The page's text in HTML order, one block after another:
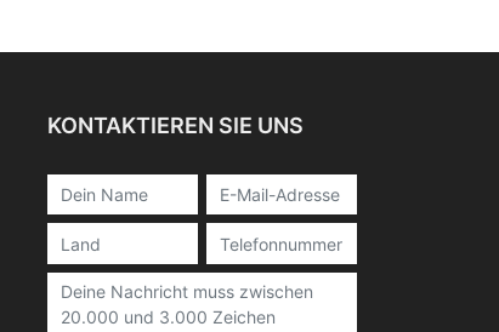
KONTAKTIEREN SIE UNS